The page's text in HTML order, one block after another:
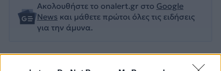
Ακολουθήστε το onalert.gr στο Google
News και μάθετε πρώτοι όλες τις ειδήσεις
για την άμυνα.